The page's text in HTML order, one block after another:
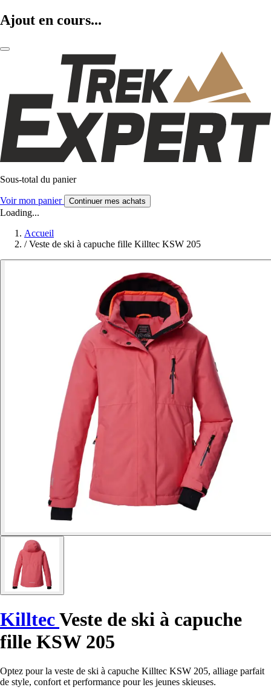
Ajout en cours...
Sous-total du panier
Voir mon panier Continuer mes achats
Loading...
Accueil
/ Veste de ski à capuche fille Killtec KSW 205
KilltecVeste de ski à capuche
fille KSW 205
Optez pour la veste de ski à capuche Killtec KSW 205, alliage parfait
de style, confort et performance pour les jeunes skieuses.